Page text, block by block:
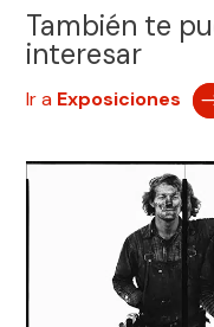
También te
interesar
Ir a Exposiciones